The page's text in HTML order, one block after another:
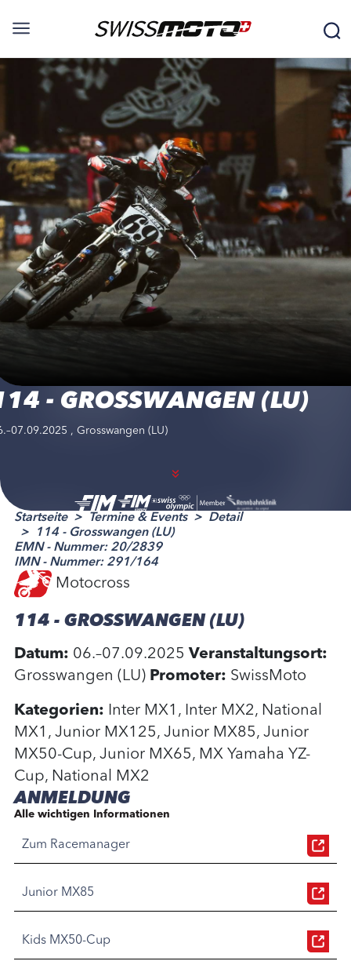
- GROSSWANGEN (LU)
, Grosswangen (LU)
Startseite Termine & Events
Detail
114 - Grosswangen (LU)
EMN - Nummer: 20/2839
IMN - Nummer: 291/164
Motocross
114 - GROSSWANGEN (LU)
Datum: 06.–07.09.2025 Veranstaltungsort:
Grosswangen (LU) Promoter: SwissMoto
Kategorien: Inter MX1, Inter MX2, National
MX1, Junior MX125, Junior MX85, Junior
MX50-Cup, Junior MX65, MX Yamaha YZ-
Cup, National MX2
ANMELDUNG
Alle wichtigen Informationen
Zum Racemanager
Junior MX85
Kids MX50-Cup